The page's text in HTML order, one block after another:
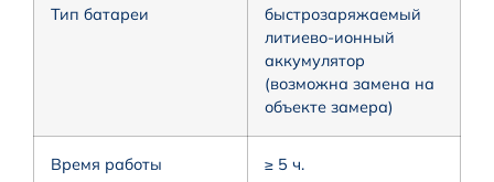
Тип батареи
быстрозаряжаемый
литиево-ионный
аккумулятор
(возможна замена на
объекте замера)
Время работы ≥ 5 ч.